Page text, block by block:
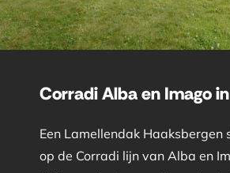
Corradi Alba en Imago
Een Lamellendak Haaksbergen
op de Corradi lijn van Alba en